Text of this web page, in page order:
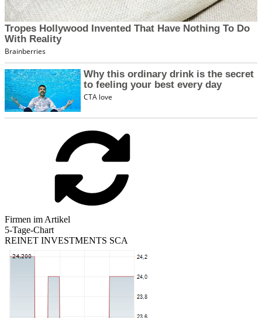
Firmen im Artikel
5-Tage-Chart
REINET INVESTMENTS SCA